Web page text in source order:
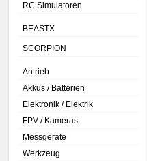
RC Simulatoren
BEASTX
SCORPION
Antrieb
Akkus / Batterien
Elektronik / Elektrik
FPV / Kameras
Messgeräte
Werkzeug